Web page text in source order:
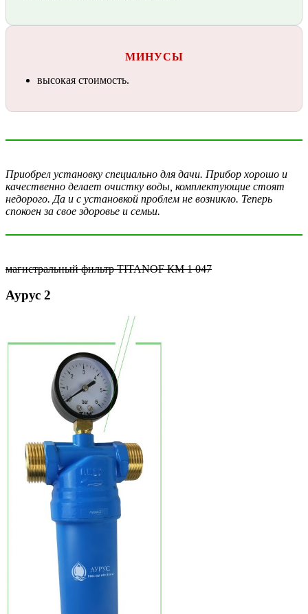
МИНУСЫ
высокая стоимость.
Приобрел установку специально для дачи. Прибор хорошо и
качественно делает очистку воды, комплектующие стоят
недорого. Да и с установкой проблем не возникло. Теперь
спокоен за свое здоровье и семьи.
магистральный фильтр TITANOF КМ 1 047
Аурус 2